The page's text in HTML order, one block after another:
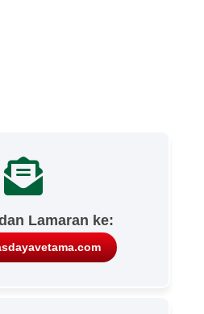
Lamaran ke: